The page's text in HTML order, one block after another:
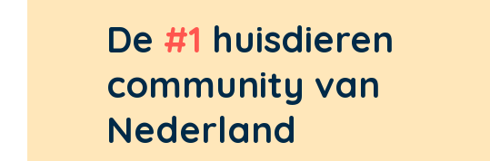
De #1 huisdieren
community van
Nederland